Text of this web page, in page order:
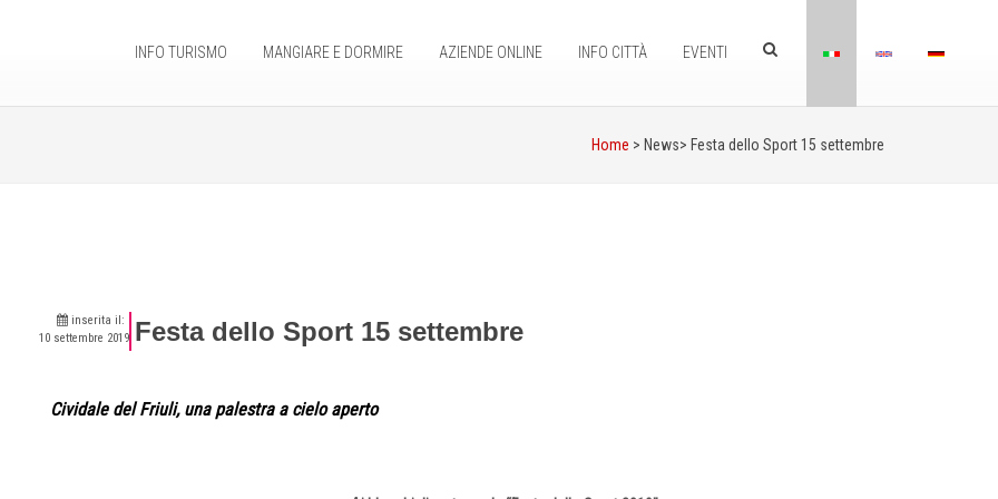
INFO TURISMO MANGIARE E DORMIRE AZIENDE ONLINE INFO CITTÀ EVENTI
Home > News> Festa dello Sport 15 settembre
inserita il:
10 settembre 2019 Festa dello Sport 15 settembre
Cividale del Friuli, una palestra a cielo aperto